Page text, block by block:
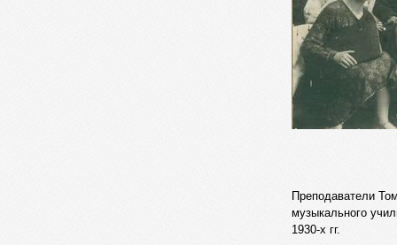
Преподаватели
музыкального
1930-х гг.